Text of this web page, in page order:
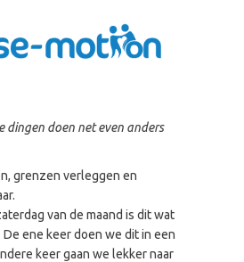
dingen doen net even anders
grenzen verleggen en
van de maand is dit wat
ene keer doen we dit in een
keer gaan we lekker naar